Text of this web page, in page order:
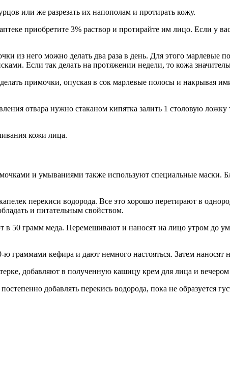
или же разрезать их напополам и протирать кожу.
приобретите 3% раствор и протирайте им лицо. Если у
из него можно делать два раза в день. Для этого марлевые
Если так делать на протяжении недели, то кожа
примочки, опуская в сок марлевые полосы и накрывая
отвара нужно стаканом кипятка залить 1 столовую
кожи лица.
и умываниями также используют специальные маски.
перекиси водорода. Все это хорошо перетирают в
и питательным свойством.
в 50 грамм меда. Перемешивают и наносят на лицо утром до
граммами кефира и дают немного настояться. Затем наносят
добавляют в полученную кашицу крем для лица и
добавлять перекись водорода, пока не образуется